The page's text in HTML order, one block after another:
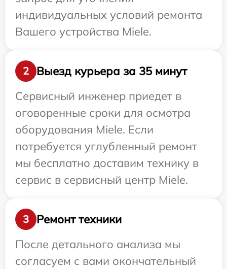
индивидуальных условий ремонта
Вашего устройства Miele.
2
Выезд курьера за 35 минут
Сервисный инженер приедет в
оговоренные сроки для осмотра
оборудования Miele. Если
потребуется углубленный ремонт
мы бесплатно доставим технику в
сервис в сервисный центр Miele.
3
Ремонт техники
После детального анализа мы
согласуем с вами окончательный